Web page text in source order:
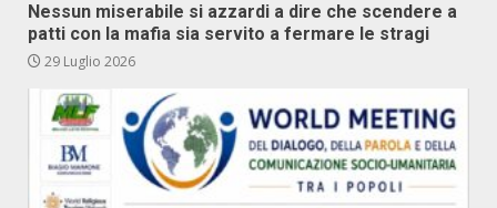
Nessun miserabile si azzardi a dire che scendere a
patti con la mafia sia servito a fermare le stragi
29 Luglio 2026